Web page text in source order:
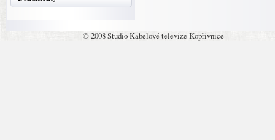
© 2008 Studio Kabelové televize Kopřivnice